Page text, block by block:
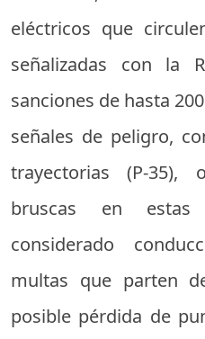
eléctricos que
señalizadas con la
sanciones de hasta
señales de peligro,
trayectorias (P-35),
bruscas en
considerado
multas que parten
posible pérdida de